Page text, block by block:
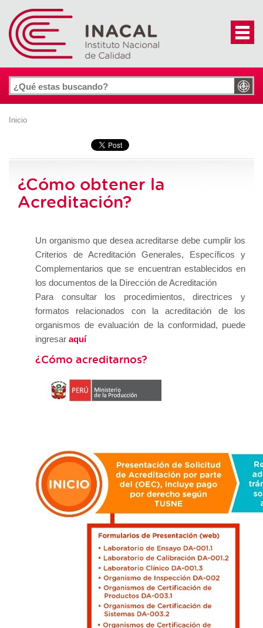
Inicio
¿Cómo obtener la
Acreditación?
Un organismo que desea acreditarse debe cumplir los
Criterios de Acreditación Generales, Específicos y
Complementarios que se encuentran establecidos en
los documentos de la Dirección de Acreditación
Para consultar los procedimientos, directrices y
formatos relacionados con la acreditación de los
organismos de evaluación de la conformidad, puede
ingresar aquí
¿Cómo acreditarnos?